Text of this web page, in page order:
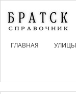
ГЛАВНАЯ УЛИЦЫ